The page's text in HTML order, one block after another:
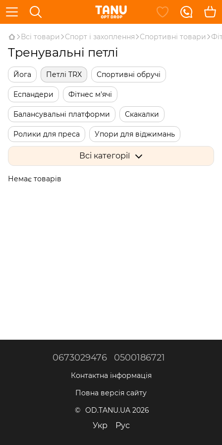
Всі товари Спорт і захоплення Спортивні товари
Тренувальні петлі
Йога Петлі TRX Спортивні обручі
Еспандери Фітнес м'ячі
Балансувальні платформи Скакалки
Ролики для преса Упори для віджимань
Одяг для схуднення Гімнастичні палиці
Диски здоров'я
Всі категорії
Немає товарів
0673029476 0500186721
Контактна інформація
Повна версія сайту
© OD.TANU.UA 2026
Укр Рус